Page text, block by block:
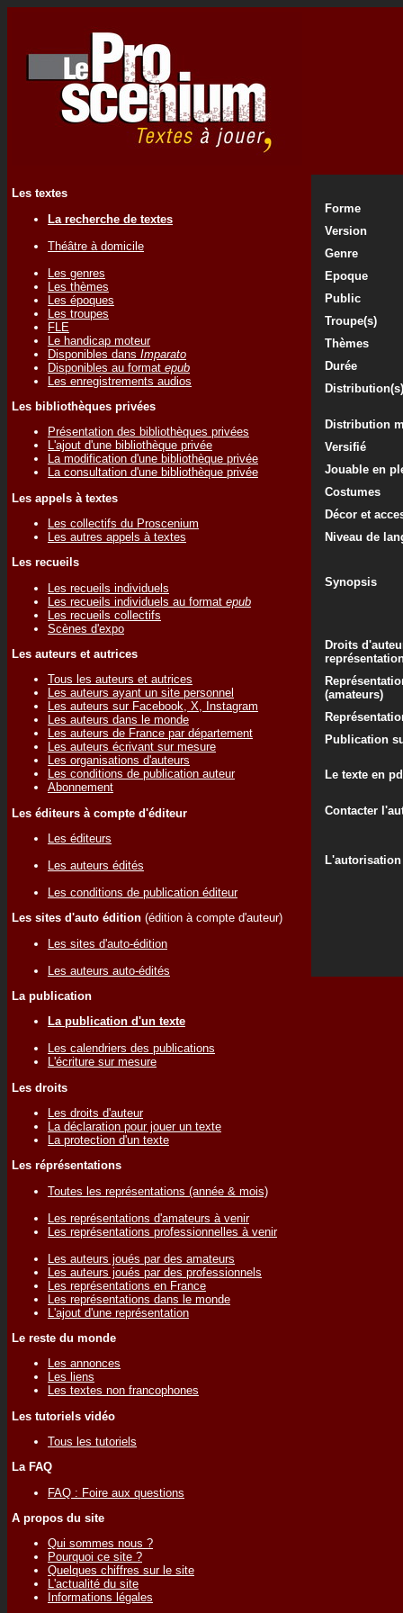
Les textes
La recherche de textes
Théâtre à domicile
Les genres
Les thèmes
Les époques
Les troupes
FLE
Le handicap moteur
Disponibles dans Imparato
Disponibles au format epub
Les enregistrements audios
Les bibliothèques privées
Présentation des bibliothèques privées
L'ajout d'une bibliothèque privée
La modification d'une bibliothèque privée
La consultation d'une bibliothèque privée
Les appels à textes
Les collectifs du Proscenium
Les autres appels à textes
Les recueils
Les recueils individuels
Les recueils individuels au format epub
Les recueils collectifs
Scènes d'expo
Les auteurs et autrices
Tous les auteurs et autrices
Les auteurs ayant un site personnel
Les auteurs sur Facebook, X, Instagram
Les auteurs dans le monde
Les auteurs de France par département
Les auteurs écrivant sur mesure
Les organisations d'auteurs
Les conditions de publication auteur
Abonnement
Les éditeurs à compte d'éditeur
Les éditeurs
Les auteurs édités
Les conditions de publication éditeur
Les sites d'auto édition (édition à compte d'auteur)
Les sites d'auto-édition
Les auteurs auto-édités
La publication
La publication d'un texte
Les calendriers des publications
L'écriture sur mesure
Les droits
Les droits d'auteur
La déclaration pour jouer un texte
La protection d'un texte
Les réprésentations
Toutes les représentations (année & mois)
Les représentations d'amateurs à venir
Les représentations professionnelles à venir
Les auteurs joués par des amateurs
Les auteurs joués par des professionnels
Les représentations en France
Les représentations dans le monde
L'ajout d'une représentation
Le reste du monde
Les annonces
Les liens
Les textes non francophones
Les tutoriels vidéo
Tous les tutoriels
La FAQ
FAQ : Foire aux questions
A propos du site
Qui sommes nous ?
Pourquoi ce site ?
Quelques chiffres sur le site
L'actualité du site
Informations légales
Forme
Version
Genre
Epoque
Public
Troupe(s)
Thèmes
Durée
Distribution(s)
Distribution
Versifié
Jouable en
Costumes
Décor et
Niveau de
Synopsis
Droits
(amateurs)
Publication
Le texte en
Contacter
L'autorisation